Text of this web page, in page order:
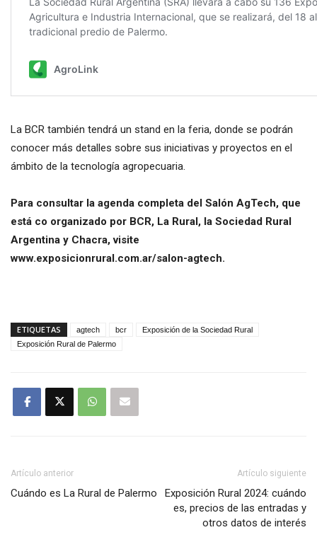
La BCR también tendrá un stand en la feria, donde se podrán
conocer más detalles sobre sus iniciativas y proyectos en el
ámbito de la tecnología agropecuaria.
Para consultar la agenda completa del Salón AgTech, que
está co organizado por BCR, La Rural, la Sociedad Rural
Argentina y Chacra, visite
www.exposicionrural.com.ar/salon-agtech.
ETIQUETAS agtech bcr
Exposición de la Sociedad Rural
Exposición Rural de Palermo
Artículo anterior
Cuándo es La Rural de Palermo
Artículo siguiente
Exposición Rural 2024: cuándo
es, precios de las entradas y
otros datos de interés